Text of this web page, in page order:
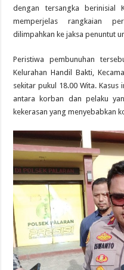
dengan tersangka berinisial
memperjelas rangkaian
dilimpahkan ke jaksa penuntut
Peristiwa pembunuhan
Kelurahan Handil Bakti,
sekitar pukul 18.00 Wita.
antara korban dan pelaku
kekerasan yang menyebabkan